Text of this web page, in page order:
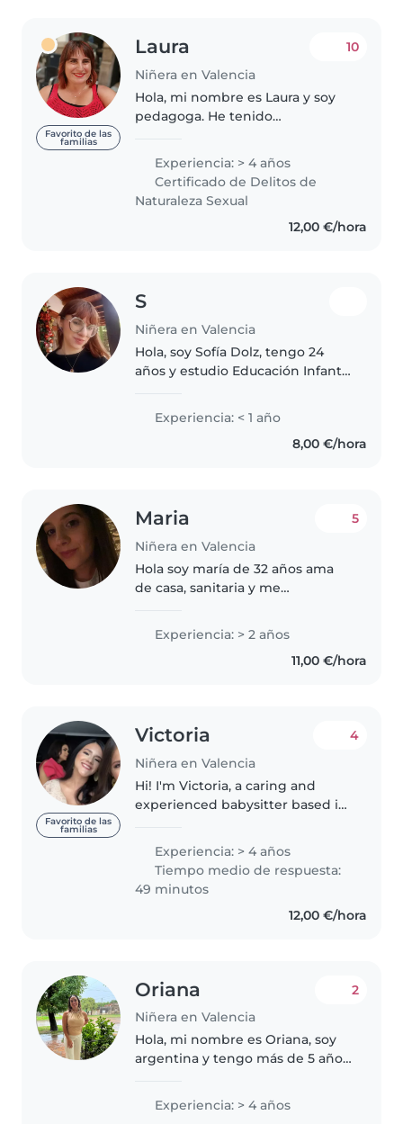
Favorito de las
familias
Laura
Niñera en Valencia
10
Hola, mi nombre es Laura y soy
pedagoga. He tenido
16 años.Me encanta el contacto
con los más pequeños y poder
interactuar con ellos. Soy una
persona..
Experiencia: > 4 años
Certificado de Delitos de
Naturaleza Sexual
12,00 €/hora
S
Niñera en Valencia
Hola, soy Sofía Dolz, tengo 24
años y estudio Educación Infantil.
niños y me considero una
persona responsable, cariñosa y
paciente. Me encanta trabajar..
Experiencia: < 1 año
8,00 €/hora
Maria
Niñera en Valencia
5
Hola soy maría de 32 años ama
de casa, sanitaria y me
estudiando una oposición.
Quisiera poder ayudar a alguna
familia cercana a mi domicilio.
Experiencia: > 2 años
11,00 €/hora
Favorito de las
familias
Victoria
Niñera en Valencia
4
Hi! I'm Victoria, a caring and
experienced babysitter based in
between 2.5 and 12. Whether it's
after-school activities, evening..
Experiencia: > 4 años
Tiempo medio de respuesta:
49 minutos
12,00 €/hora
Oriana
Niñera en Valencia
2
Hola, mi nombre es Oriana, soy
argentina y tengo más de 5 años
niños. Me encanta jugar con
ellos, enseñarles cosas nuevas de
Experiencia: > 4 años